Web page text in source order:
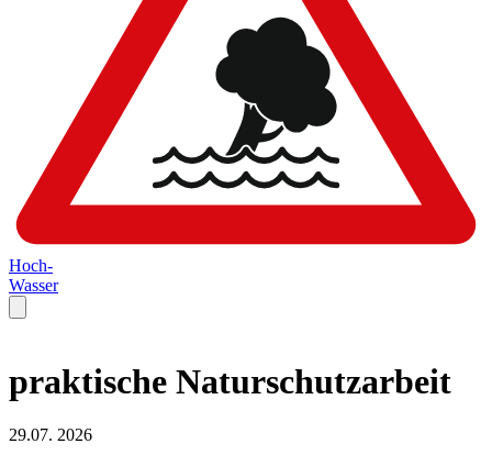
Hoch-
Wasser
praktische Naturschutzarbeit
29.07. 2026